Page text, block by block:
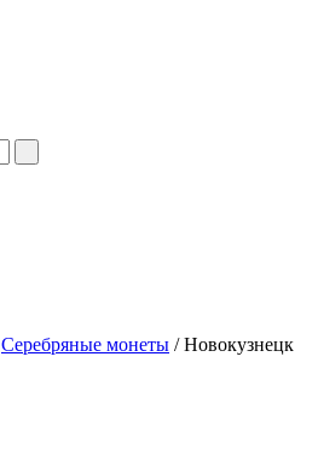
Серебряные монеты / Новокузнецк